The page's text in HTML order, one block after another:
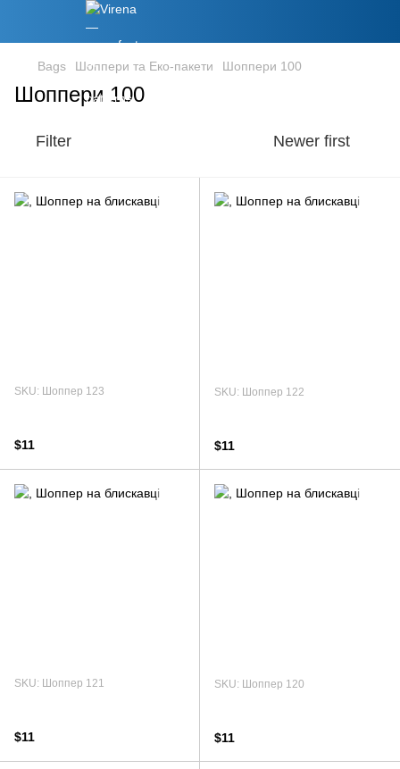
Bags Шоппери та Еко-пакети Шоппери 100
Шоппери 100
Filter Newer first
SKU: Шоппер 123
$11
SKU: Шоппер 122
$11
SKU: Шоппер 121
$11
SKU: Шоппер 120
$11